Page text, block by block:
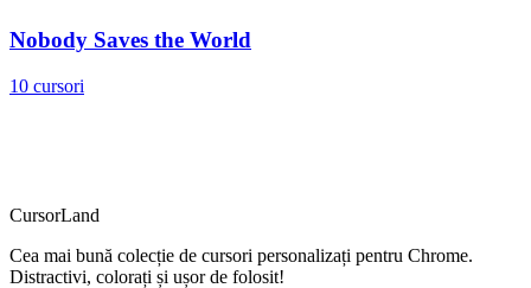
Nobody Saves the World
10 cursori
CursorLand
Cea mai bună colecție de cursori personalizați pentru Chrome.
Distractivi, colorați și ușor de folosit!